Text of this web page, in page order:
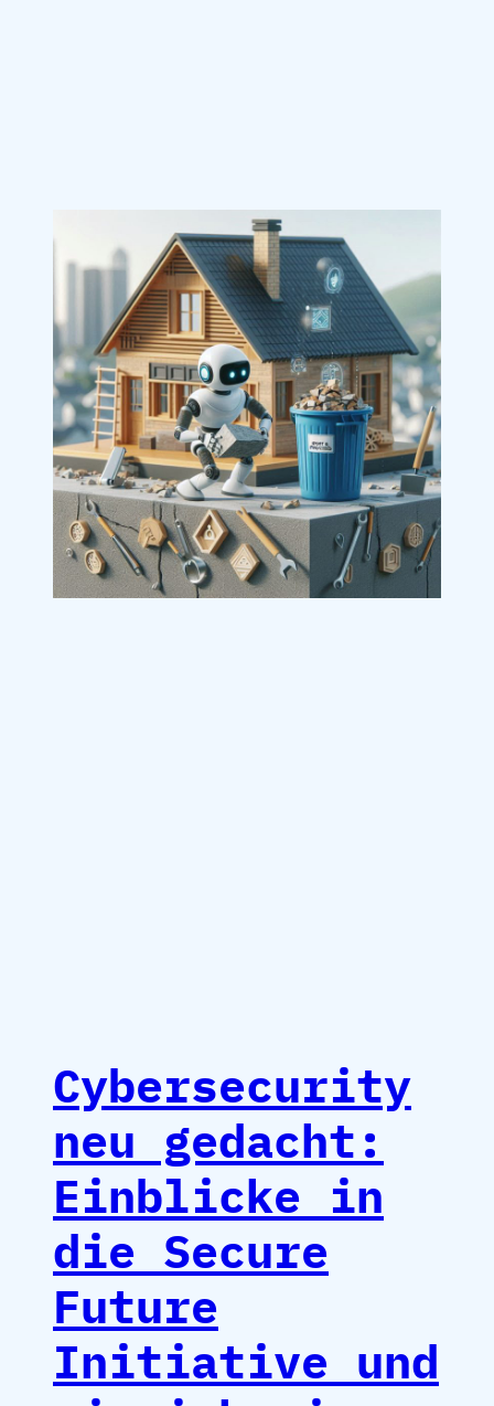
Cybersecurity
neu gedacht:
Einblicke in
die Secure
Future
Initiative und